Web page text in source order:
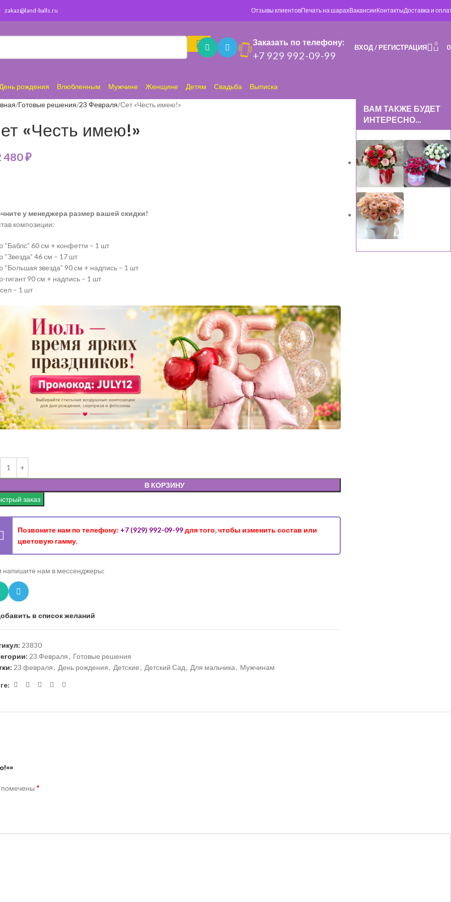
zakaz@land-balls.ru Отзывы клиентовПечать на шарахВакансииКонтактыДоставка и
Заказать по телефону:
+7 929 992-09-99
ВХОД / РЕГИСТРАЦИЯ 0
День рождения Влюбленным Мужчине Женщине Детям Свадьба Выписка
Готовые решения 23 Февраля Сет «Честь имею!»
«Честь имею!»
480₽
у менеджера размер вашей скидки!
композиции:
“Баблс” 60 см + конфетти – 1 шт
“Звезда” 46 см – 17 шт
“Большая звезда” 90 см + надпись – 1 шт
гигант 90 см + надпись – 1 шт
– 1 шт
В КОРЗИНУ
заказ
Позвоните нам по телефону: +7 (929) 992-09-99для того, чтобы изменить состав или
цветовую гамму.
напишите нам в мессенджеры:
в список желаний
23830
23 Февраля, Готовые решения
23 февраля, День рождения, Детские, Детский Сад, Для мальчика, Мужчинам
ВАМ ТАКЖЕ БУДЕТ
ИНТЕРЕСНО…
помечены *